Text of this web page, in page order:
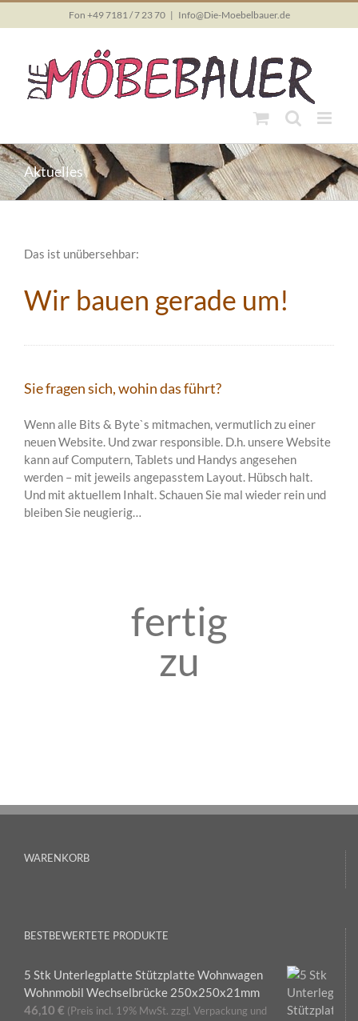
to
Fon +49 7181 / 7 23 70 | Info@Die-Moebelbauer.de
Aktuelles
Das ist unübersehbar:
Wir bauen gerade um!
Sie fragen sich, wohin das führt?
Wenn alle Bits & Byte`s mitmachen, vermutlich zu einer
neuen Website. Und zwar responsible. D.h. unsere Website
kann auf Computern, Tablets und Handys angesehen
werden – mit jeweils angepasstem Layout. Hübsch halt.
Und mit aktuellem Inhalt. Schauen Sie mal wieder rein und
bleiben Sie neugierig…
fertig
zu
WARENKORB
BESTBEWERTETE PRODUKTE
5 Stk Unterlegplatte Stützplatte Wohnwagen
Wohnmobil Wechselbrücke 250x250x21mm
46,10 € (Preis incl. 19% MwSt. zzgl. Verpackung und